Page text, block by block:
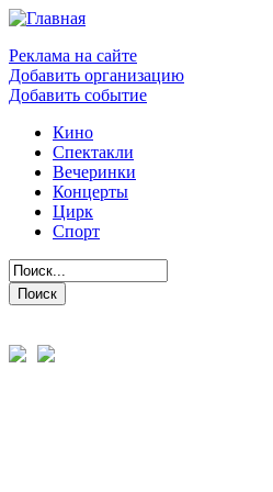
Реклама на сайте
Добавить организацию
Добавить событие
Кино
Спектакли
Вечеринки
Концерты
Цирк
Спорт